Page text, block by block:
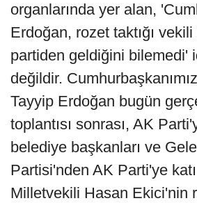
organlarında yer alan,
Erdoğan, rozet taktığı vekili
partiden geldiğini bilemedi'
değildir.
Tayyip Erdoğan bugün
toplantısı sonrası, AK
belediye başkanları ve
Partisi'nden AK Parti'ye
Milletvekili Hasan Ekici'nin